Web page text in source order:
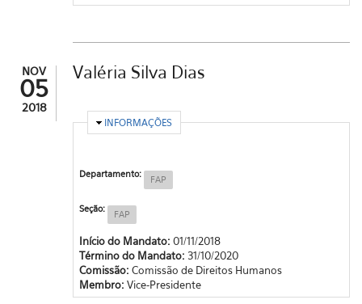
NOV
05
2018
Valéria Silva Dias
OCULTAR
INFORMAÇÕES
Departamento: FAP
Seção: FAP
Início do Mandato: 01/11/2018
Término do Mandato: 31/10/2020
Comissão: Comissão de Direitos Humanos
Membro: Vice-Presidente